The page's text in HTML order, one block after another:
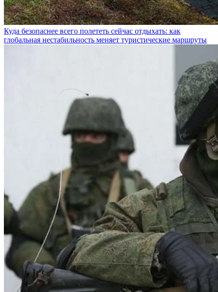
Куда безопаснее всего полететь сейчас отдыхать: как
глобальная нестабильность меняет туристические маршруты